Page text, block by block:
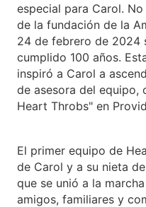
especial para Carol.
de la fundación de la
24 de febrero de 2024
cumplido 100 años.
inspiró a Carol a
de asesora del equipo,
Heart Throbs" en
El primer equipo de
de Carol y a su nieta
que se unió a la
amigos, familiares y